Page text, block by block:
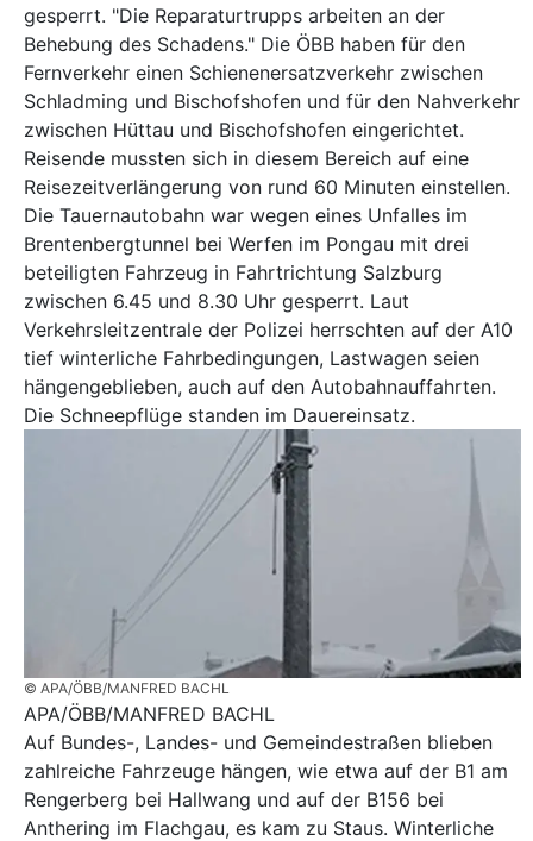
gesperrt. "Die Reparaturtrupps arbeiten an der
Behebung des Schadens." Die ÖBB haben für den
Fernverkehr einen Schienenersatzverkehr zwischen
Schladming und Bischofshofen und für den Nahverkehr
zwischen Hüttau und Bischofshofen eingerichtet.
Reisende mussten sich in diesem Bereich auf eine
Reisezeitverlängerung von rund 60 Minuten einstellen.
Die Tauernautobahn war wegen eines Unfalles im
Brentenbergtunnel bei Werfen im Pongau mit drei
beteiligten Fahrzeug in Fahrtrichtung Salzburg
zwischen 6.45 und 8.30 Uhr gesperrt. Laut
Verkehrsleitzentrale der Polizei herrschten auf der A10
tief winterliche Fahrbedingungen, Lastwagen seien
hängengeblieben, auch auf den Autobahnauffahrten.
Die Schneepflüge standen im Dauereinsatz.
© APA/ÖBB/MANFRED BACHL
APA/ÖBB/MANFRED BACHL
Auf Bundes-, Landes- und Gemeindestraßen blieben
zahlreiche Fahrzeuge hängen, wie etwa auf der B1 am
Rengerberg bei Hallwang und auf der B156 bei
Anthering im Flachgau, es kam zu Staus. Winterliche